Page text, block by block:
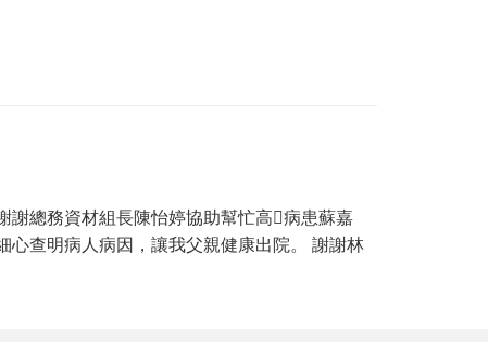
謝總務資材組長陳怡婷協助幫忙高病患蘇嘉
心查明病人病因，讓我父親健康出院。 謝謝林